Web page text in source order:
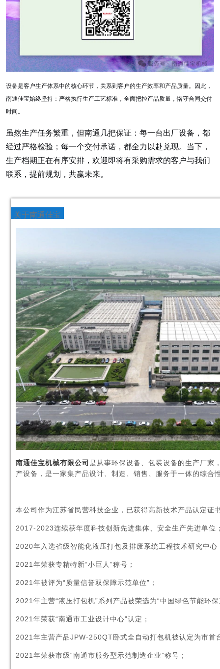
设备是客户生产体系中的核心环节，关系到客户的生产效率和产品质量。因此，
南通佳宝始终坚持：严格执行生产工艺标准，全面把控产品质量，恪守合同交付
时间。
虽然生产任务繁重，但南通几把保证 ： 每一台出厂设备，都
经过严格检验；每一个交付承诺，都全力以赴兑现。 当下，
生产档期正在有序安排，欢迎即将有采购需求的客户与我们
联系，提前规划，共赢未来。
关于南通佳宝
南通佳宝机械有限公司 是从事环保设备、包装设备的生产厂家
产设备，是一家集产品设计、制造、销售、服务于一体的综合
本公司作为江苏省民营科技企业， 已获得高新技术产品认定证
2017-2023连续获年度科技创新先进集体、安全生产先进单位
2020年入选省级智能化液压打包及排废系统工程技术研究中心
2021年荣获专精特新“小巨人”称号；
2021年被评为“质量信誉双保障示范单位”；
2021年主营“液压打包机”系列产品被荣选为“中国绿色节能环
2021年荣获“南通市工业设计中心”认定；
2021年主营产品JPW-250QT卧式全自动打包机被认定为市首
2021年荣获市级“南通市服务型示范制造企业”称号；